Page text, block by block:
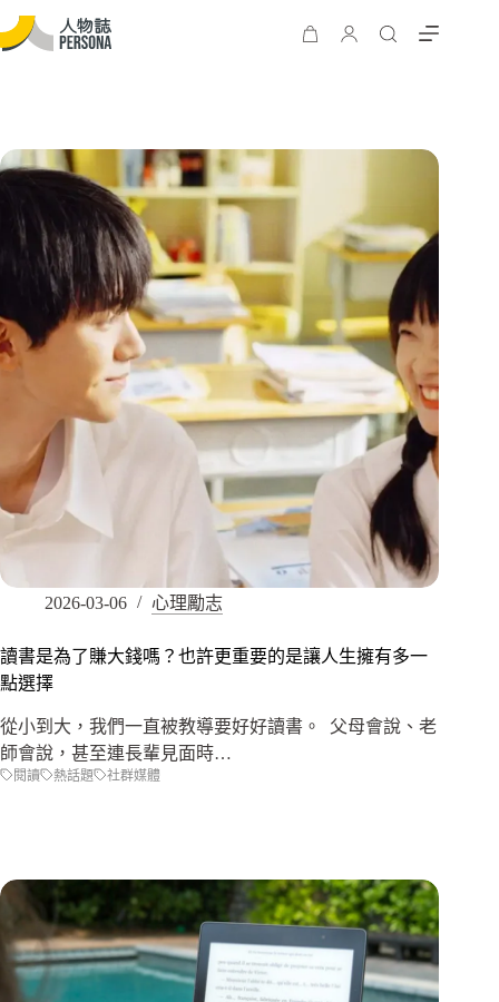
2026-03-06 心理勵志
讀書是為了賺大錢嗎？也許更重要的是讓人生擁有多一
點選擇
從小到大，我們一直被教導要好好讀書。 父母會說、老
師會說，甚至連長輩見面時…
閱讀 熱話題 社群媒體